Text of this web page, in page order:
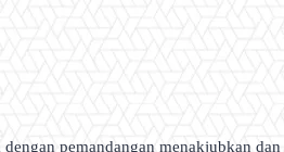
dengan pemandangan menakjubkan